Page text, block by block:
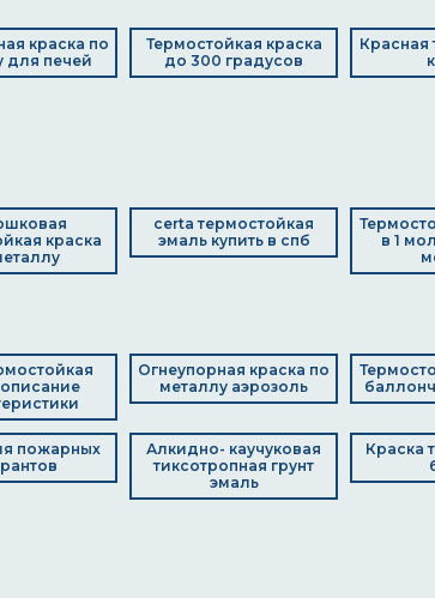
краска по
для печей
Термостойкая краска
до 300 градусов
Красная
краска
certa термостойкая
эмаль купить в спб
в 1
Огнеупорная краска по
металлу аэрозоль
пожарных
Алкидно- каучуковая
тиксотропная грунт
эмаль
Краска